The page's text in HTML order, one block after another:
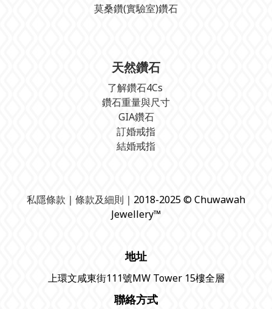
莫桑鑽(實驗室)鑽石
天然鑽石
了解鑽石4Cs
鑽石重量與尺寸
GIA鑽石
訂婚戒指
結婚戒指
私隱條款 ｜ 條款及細則 ｜2018-2025 © Chuwawah
Jewellery™
地址
上環文咸東街111號MW Tower 15樓全層
聯絡方式